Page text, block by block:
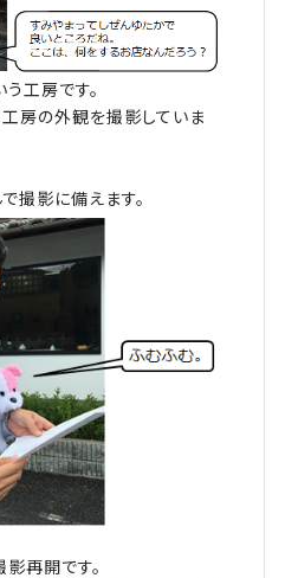
う工房です。
工房の外観を撮影していま
撮影に備えます。
再開です。